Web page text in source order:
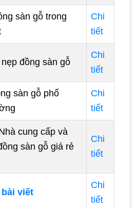
sàn gỗ trong
Chi
tiết
đồng sàn gỗ
Chi
tiết
sàn gỗ phổ
Chi
tiết
cung cấp và
sàn gỗ giá rẻ
Chi
tiết
viết
Chi
tiết